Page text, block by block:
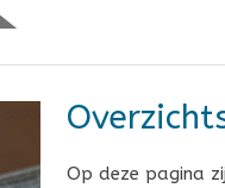
Op deze pagina